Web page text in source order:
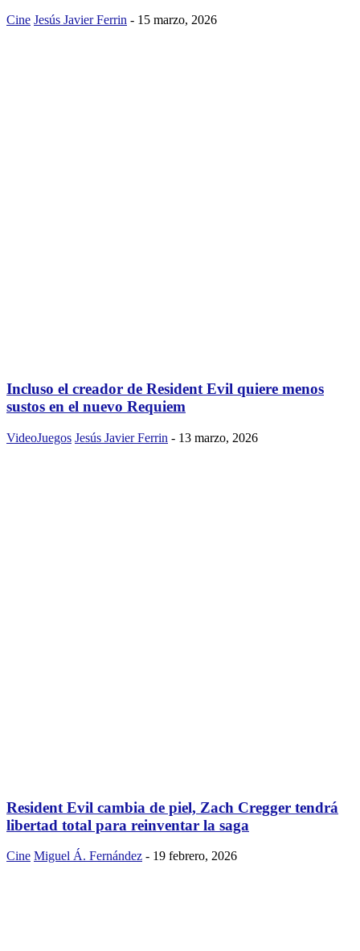
Cine Jesús Javier Ferrin - 15 marzo, 2026
Incluso el creador de Resident Evil quiere menos
sustos en el nuevo Requiem
VideoJuegos Jesús Javier Ferrin - 13 marzo, 2026
Resident Evil cambia de piel, Zach Cregger tendrá
libertad total para reinventar la saga
Cine Miguel Á. Fernández - 19 febrero, 2026